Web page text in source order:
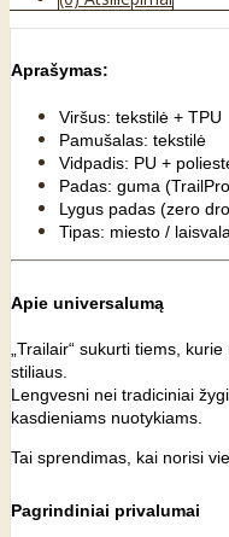
Aprašymas:
Viršus: tekstilė + TPU
Pamušalas: tekstilė
Vidpadis: PU +
Padas: guma
Lygus padas (zero
Tipas: miesto /
Apie universalumą
„Trailair“ sukurti tiems,
stiliaus.
Lengvesni nei tradiciniai
kasdieniams nuotykiams.
Tai sprendimas, kai norisi
Pagrindiniai privalumai